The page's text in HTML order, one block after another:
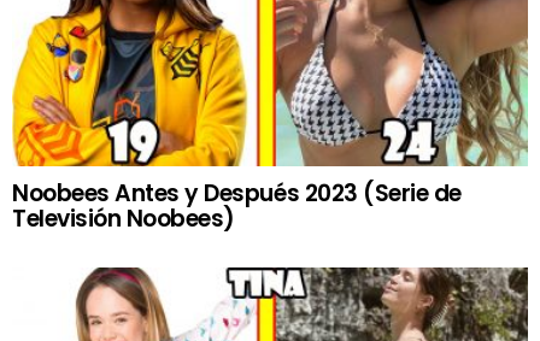
Noobees Antes y Después 2023 (Serie de
Televisión Noobees)